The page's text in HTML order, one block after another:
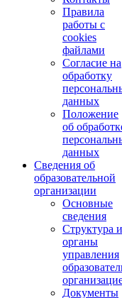
Правила
работы с
cookies
файлами
Согласие на
обработку
данных
Положение
об
данных
Сведения об
образовательной
организации
Основные
сведения
Структура и
органы
управления
Документы